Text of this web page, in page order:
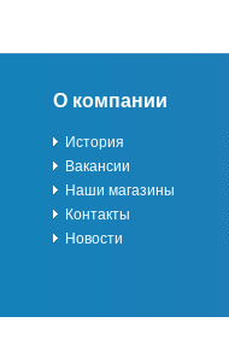
О компании
История
Вакансии
Наши магазины
Контакты
Новости